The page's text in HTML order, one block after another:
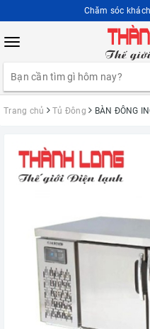
Chăm sóc
Toggle
Trang chủ Tủ Đông BÀN ĐÔNG